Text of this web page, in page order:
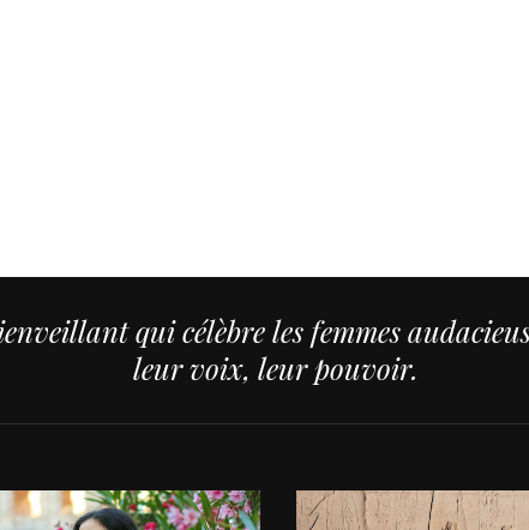
qui célèbre les femmes
leur voix, leur pouvoir.